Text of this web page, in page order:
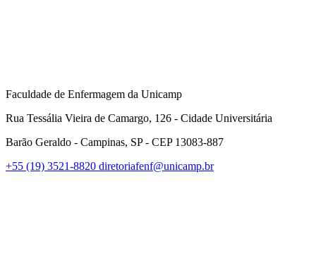
Faculdade de Enfermagem da Unicamp
Rua Tessália Vieira de Camargo, 126 - Cidade Universitária
Barão Geraldo - Campinas, SP - CEP 13083-887
+55 (19) 3521-8820 diretoriafenf@unicamp.br